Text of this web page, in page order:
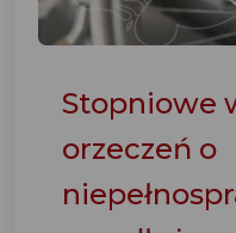
Stopniowe
orzeczeń o